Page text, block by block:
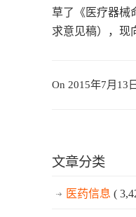
草了《医疗器械
求意见稿），现
On 2015年7月13日
文章分类
医药信息 (